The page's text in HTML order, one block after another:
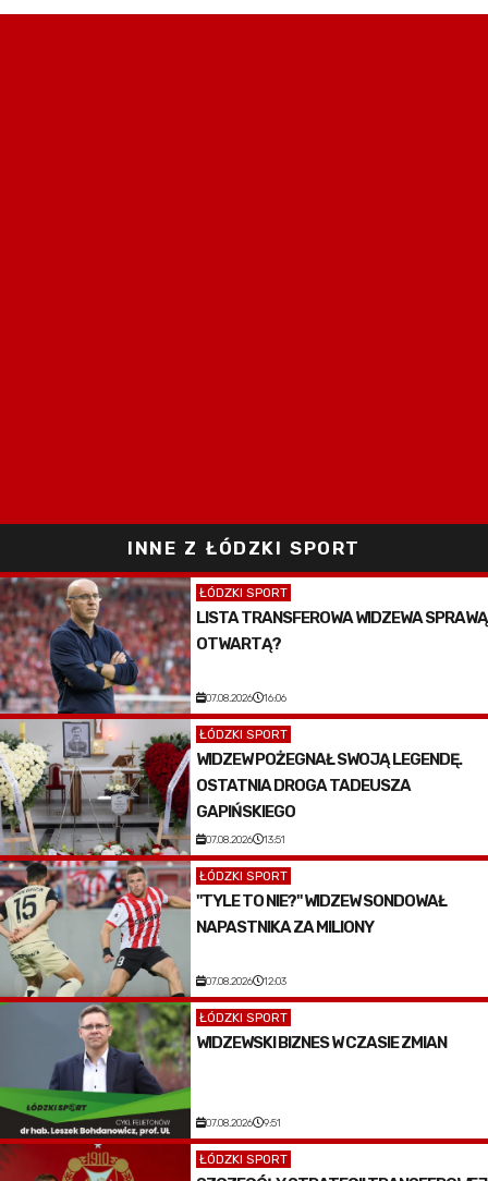
INNE Z ŁÓDZKI SPORT
ŁÓDZKI SPORT
LISTA TRANSFEROWA WIDZEWA SPRAWĄ
OTWARTĄ?
07.08.2026 16:06
ŁÓDZKI SPORT
WIDZEW POŻEGNAŁ SWOJĄ LEGENDĘ.
OSTATNIA DROGA TADEUSZA
GAPIŃSKIEGO
07.08.2026 13:51
ŁÓDZKI SPORT
"TYLE TO NIE?" WIDZEW SONDOWAŁ
NAPASTNIKA ZA MILIONY
07.08.2026 12:03
ŁÓDZKI SPORT
WIDZEWSKI BIZNES W CZASIE ZMIAN
07.08.2026 9:51
ŁÓDZKI SPORT